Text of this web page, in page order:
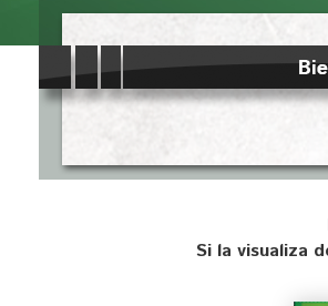
Si la visualiza